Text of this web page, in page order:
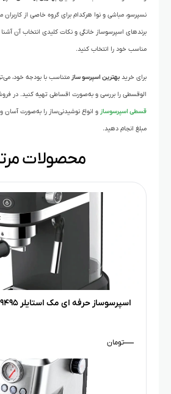
نسپرسو، مباشی و نوا هرکدام برای گروه خاصی از کاربران
برندهای اسپرسوساز خانگی و نکات کلیدی انتخاب آن
مناسب خود را انتخاب کنید.
برای خرید بهترین اسپرسو ساز متناسب با بودجه خود،
الوقسطی را بررسی و به‌صورت اقساطی تهیه کنید. در
قسطی اسپرسوساز و انواع نوشیدنی‌ساز را به‌صورت آسان
مبلغ انجام دهید.
محصولات
اسپرسوساز حرفه ای مک استایلر MC-۹۴۹۵
—تومان